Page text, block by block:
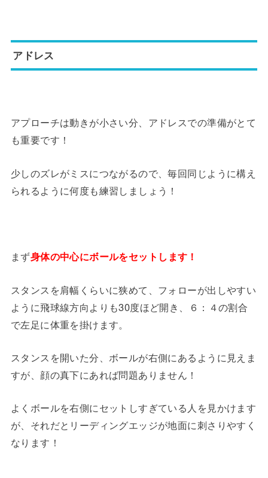
アドレス
アプローチは動きが小さい分、アドレスでの準備がとて
も重要です！
少しのズレがミスにつながるので、毎回同じように構え
られるように何度も練習しましょう！
まず身体の中心にボールをセットします！
スタンスを肩幅くらいに狭めて、フォローが出しやすい
ように飛球線方向よりも30度ほど開き、６：４の割合
で左足に体重を掛けます。
スタンスを開いた分、ボールが右側にあるように見えま
すが、顔の真下にあれば問題ありません！
よくボールを右側にセットしすぎている人を見かけます
が、それだとリーディングエッジが地面に刺さりやすく
なります！